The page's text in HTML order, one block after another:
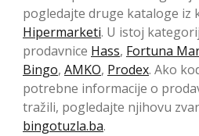
pogledajte druge kataloge iz
Hipermarketi. U istoj
prodavnice Hass, Fortuna
Bingo, AMKO, Prodex. Ako
potrebne informacije o
tražili, pogledajte njihovu
bingotuzla.ba.